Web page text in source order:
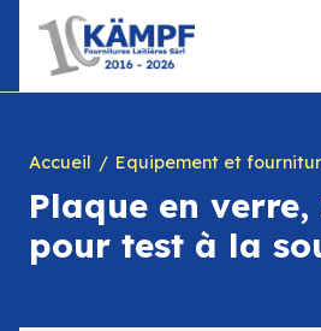
contenu
Accueil Equipement et fournitures pour
Plaque en verre,
pour test à la